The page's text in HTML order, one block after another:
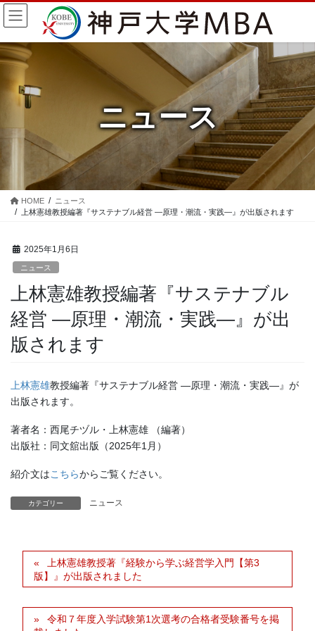
コ
ン
ン
ナ
ビ
ー
ニュース
HOME
ニュース
上林憲雄教授編著『サステナブル経営 ―原理・潮流・実践―』が出版されます
2025年1月6日
ニュース
上林憲雄教授編著『サステナブル
経営 ―原理・潮流・実践―』が出
版されます
上林憲雄教授編著『サステナブル経営 ―原理・潮流・実践―』が
出版されます。
著者名：西尾チヅル・上林憲雄 （編著）
出版社：同文舘出版（2025年1月）
紹介文はこちらからご覧ください。
カテゴリー ニュース
上林憲雄教授著『経験から学ぶ経営学入門【第3
版】』が出版されました
令和７年度入学試験第1次選考の合格者受験番号を掲